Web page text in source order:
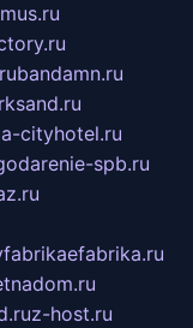
bandamn.ru
cityhotel.ru
spb.ru
z-host.ru